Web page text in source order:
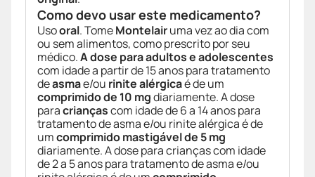
Como devo usar este medicamento?
Usooral. TomeMontelairuma vez ao dia com
ou sem alimentos, como prescrito por seu
médico.A dose para adultos e adolescentes
com idade a partir de 15 anos para tratamento
deasmae/ou rinite alérgicaé de um
comprimido de 10 mgdiariamente. A dose
paracriançascom idade de 6 a 14 anos para
tratamento de asma e/ou rinite alérgica é de
umcomprimido mastigável de 5 mg
diariamente. A dose para crianças com idade
de 2 a 5 anos para tratamento de asma e/ou